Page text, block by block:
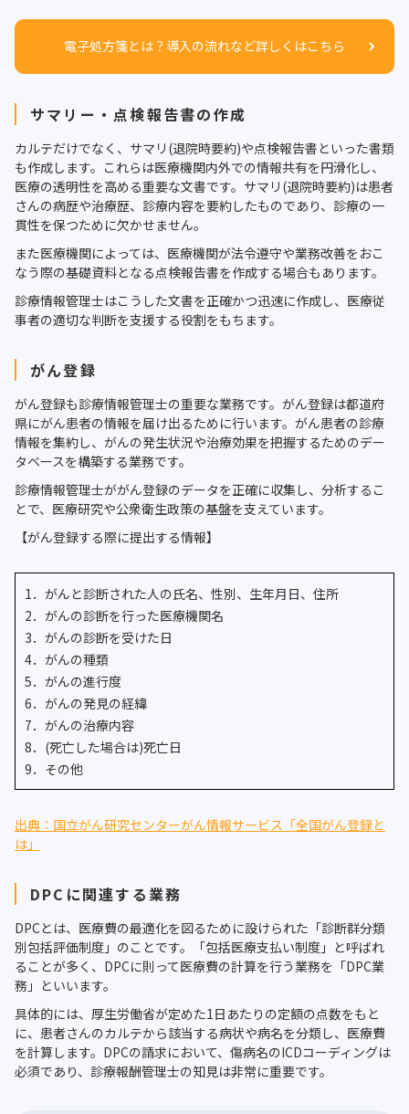
電子処方箋とは？導入の流れなど詳しくはこちら
サマリー・点検報告書の作成
カルテだけでなく、サマリ(退院時要約)や点検報告書といった書類
も作成します。これらは医療機関内外での情報共有を円滑化し、
医療の透明性を高める重要な文書です。サマリ(退院時要約)は患者
さんの病歴や治療歴、診療内容を要約したものであり、診療の一
貫性を保つために欠かせません。
また医療機関によっては、医療機関が法令遵守や業務改善をおこ
なう際の基礎資料となる点検報告書を作成する場合もあります。
診療情報管理士はこうした文書を正確かつ迅速に作成し、医療従
事者の適切な判断を支援する役割をもちます。
がん登録
がん登録も診療情報管理士の重要な業務です。がん登録は都道府
県にがん患者の情報を届け出るために行います。がん患者の診療
情報を集約し、がんの発生状況や治療効果を把握するためのデー
タベースを構築する業務です。
診療情報管理士ががん登録のデータを正確に収集し、分析するこ
とで、医療研究や公衆衛生政策の基盤を支えています。
【がん登録する際に提出する情報】
1．がんと診断された人の氏名、性別、生年月日、住所
2．がんの診断を行った医療機関名
3．がんの診断を受けた日
4．がんの種類
5．がんの進行度
6．がんの発見の経緯
7．がんの治療内容
8．(死亡した場合は)死亡日
9．その他
出典：国立がん研究センターがん情報サービス「全国がん登録と
は」
DPCに関連する業務
DPCとは、医療費の最適化を図るために設けられた「診断群分類
別包括評価制度」のことです。「包括医療支払い制度」と呼ばれ
ることが多く、DPCに則って医療費の計算を行う業務を「DPC業
務」といいます。
具体的には、厚生労働省が定めた1日あたりの定額の点数をもと
に、患者さんのカルテから該当する病状や病名を分類し、医療費
を計算します。DPCの請求において、傷病名のICDコーディングは
必須であり、診療報酬管理士の知見は非常に重要です。